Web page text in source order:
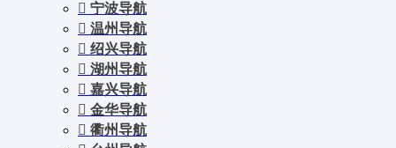
宁波导航
温州导航
绍兴导航
湖州导航
嘉兴导航
金华导航
衢州导航